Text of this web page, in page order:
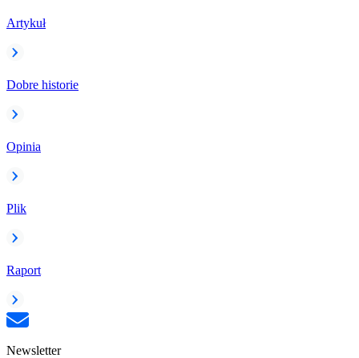
Artykuł
Dobre historie
Opinia
Plik
Raport
Newsletter